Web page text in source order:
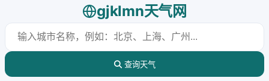
gjklmn天气网
查询天气